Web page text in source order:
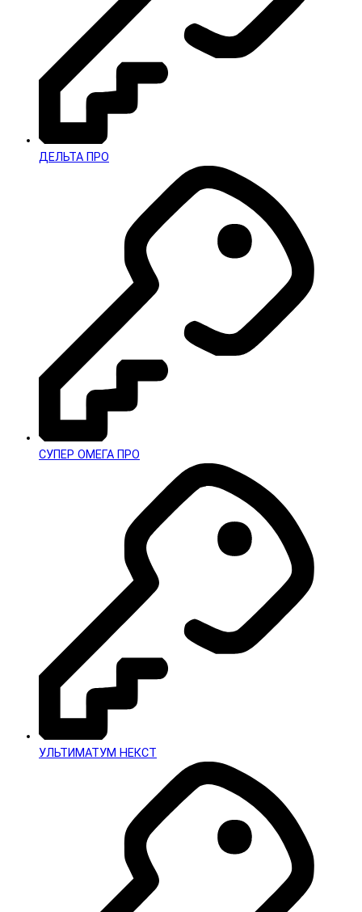
ДЕЛЬТА ПРО
СУПЕР ОМЕГА ПРО
УЛЬТИМАТУМ НЕКСТ